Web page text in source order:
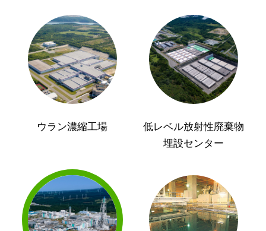
ウラン濃縮工場
低レベル放射性廃棄物
埋設センター